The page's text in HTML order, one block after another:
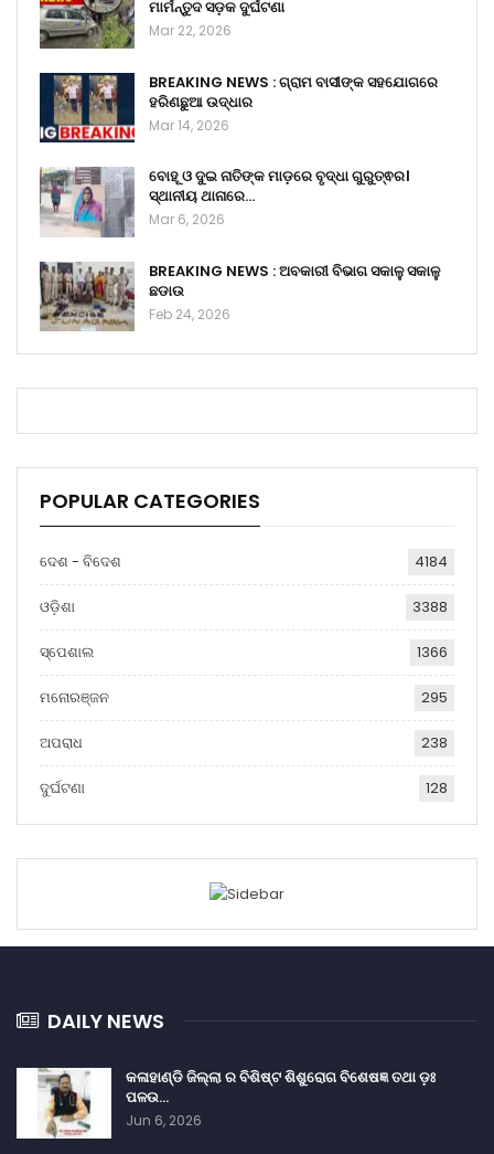
ମାର୍ମନ୍ତୁଦ ସଡ଼କ ଦୁର୍ଘଟଣା
Mar 22, 2026
BREAKING NEWS : ଗ୍ରାମ ବାସୀଙ୍କ ସହଯୋଗରେ
ହରିଣଛୁଆ ଉଦ୍ଧାର
Mar 14, 2026
ବୋହୂ ଓ ଦୁଇ ନାତିଙ୍କ ମାଡ଼ରେ ବୃଦ୍ଧା ଗୁରୁତ୍ଵର।
ସ୍ଥାନୀୟ ଥାନାରେ…
Mar 6, 2026
BREAKING NEWS : ଅବକାରୀ ବିଭାଗ ସକାଳୁ ସକାଳୁ
ଛଡାଉ
Feb 24, 2026
POPULAR CATEGORIES
ଦେଶ - ବିଦେଶ 4184
ଓଡ଼ିଶା 3388
ସ୍ପେଶାଲ 1366
ମନୋରଞ୍ଜନ 295
ଅପରାଧ 238
ଦୁର୍ଘଟଣା 128
DAILY NEWS
କଳାହାଣ୍ଡି ଜିଲ୍ଲା ର ବିଶିଷ୍ଟ ଶିଶୁରୋଗ ବିଶେଷଜ୍ଞ ତଥା ଡ଼ଃ
ପଳଉ…
Jun 6, 2026